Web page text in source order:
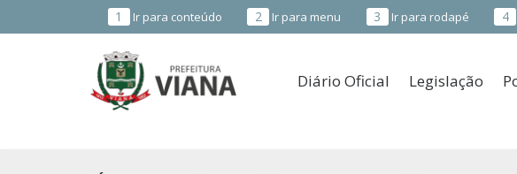
1 Ir para conteúdo 2 Ir para menu 3 Ir para rodapé 4
MUNICIPAL
Diário Oficial Legislação